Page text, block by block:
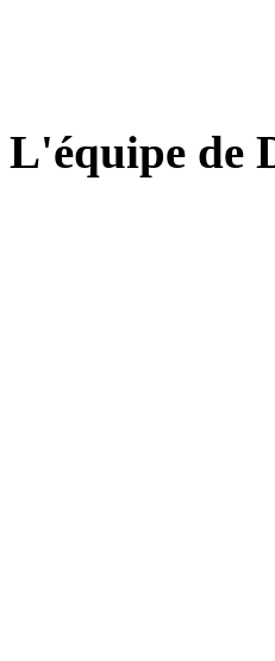
L'équipe de